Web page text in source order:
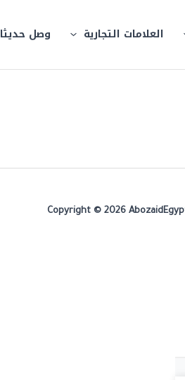
العلامات التجارية وصل حديثا
Copyright © 2026